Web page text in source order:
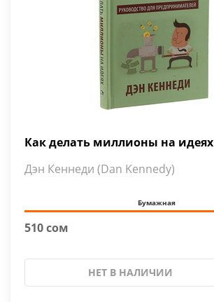
Как делать миллионы на идеях
Дэн Кеннеди (Dan Kennedy)
Бумажная
510 сом
НЕТ В НАЛИЧИИ